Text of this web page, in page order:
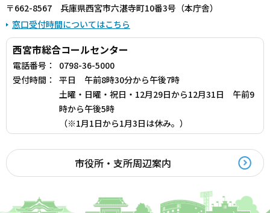
〒662-8567 兵庫県西宮市六湛寺町10番3号（本庁舎）
窓口受付時間についてはこちら
西宮市総合コールセンター
電話番号：
0798-36-5000
受付時間：
平日 午前8時30分から午後7時
土曜・日曜・祝日・12月29日から12月31日 午前9
時から午後5時
（※1月1日から1月3日は休み。）
市役所・支所周辺案内